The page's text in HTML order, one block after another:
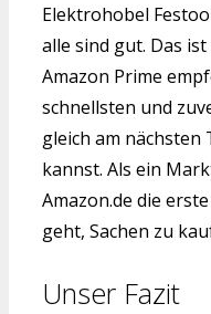
Elektrohobel
alle sind gut. Das
Amazon Prime
schnellsten und
gleich am
kannst. Als ein
Amazon.de die
geht, Sachen zu
Unser Fazit